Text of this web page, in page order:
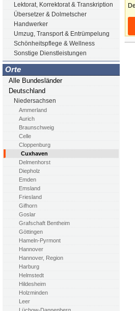
Lektorat, Korrektorat & Transkription
Übersetzer & Dolmetscher
Handwerker
Umzug, Transport & Entrümpelung
Schönheitspflege & Wellness
Sonstige Dienstleistungen
Orte
Alle Bundesländer
Deutschland
Niedersachsen
Ammerland
Aurich
Braunschweig
Celle
Cloppenburg
Cuxhaven
Delmenhorst
Diepholz
Emden
Emsland
Friesland
Gifhorn
Goslar
Grafschaft Bentheim
Göttingen
Hameln-Pyrmont
Hannover
Hannover, Region
Harburg
Helmstedt
Hildesheim
Holzminden
Leer